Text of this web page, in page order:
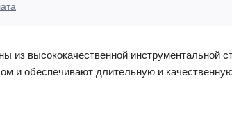
из высококачественной инструментальной
и обеспечивают длительную и